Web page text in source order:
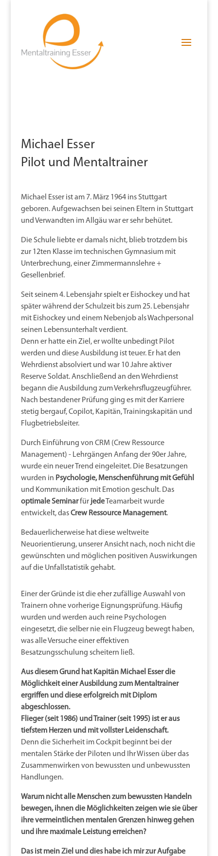
Michael Esser
Pilot und Mentaltrainer
Michael Esser ist am 7. März 1964 ins Stuttgart
geboren. Aufgewachsen bei seinen Eltern in Stuttgart
und Verwandten im Allgäu war er sehr behütet.
Die Schule liebte er damals nicht, blieb trotzdem bis
zur 12ten Klasse im technischen Gymnasium mit
Unterbrechung, einer Zimmermannslehre +
Gesellenbrief.
Seit seinem 4. Lebensjahr spielt er Eishockey und hat
später während der Schulzeit bis zum 25. Lebensjahr
mit Eishockey und einem Nebenjob als Wachpersonal
seinen Lebensunterhalt verdient.
Denn er hatte ein Ziel, er wollte unbedingt Pilot
werden und diese Ausbildung ist teuer. Er hat den
Wehrdienst absolviert und war 10 Jahre aktiver
Reserve Soldat. Anschließend an den Wehrdienst
begann die Ausbildung zum Verkehrsflugzeugführer.
Nach bestandener Prüfung ging es mit der Karriere
stetig bergauf, Copilot, Kapitän, Trainingskapitän und
Flugbetriebsleiter.
Durch Einführung von CRM (Crew Ressource
Management) - Lehrgängen Anfang der 90er Jahre,
wurde ein neuer Trend eingeleitet. Die Besatzungen
wurden in Psychologie, Menschenführung mit Gefühl
und Kommunikation mit Emotion geschult. Das
optimale Seminarfür jedeTeamarbeit wurde
entwickelt, dasCrew Ressource Management.
Bedauerlicherweise hat diese weltweite
Neuorientierung, unserer Ansicht nach, noch nicht die
gewünschten und möglichen positiven Auswirkungen
auf die Unfallstatistik gehabt.
Einer der Gründe ist die eher zufällige Auswahl von
Trainern ohne vorherige Eignungsprüfung. Häufig
wurden und werden auch reine Psychologen
eingesetzt, die selber nie ein Flugzeug bewegt haben,
was alle Versuche einer effektiven
Besatzungsschulung scheitern ließ.
Aus diesem Grund hat Kapitän Michael Esser die
Möglichkeit einer Ausbildung zum Mentaltrainer
ergriffen und diese erfolgreich mit Diplom
abgeschlossen.
Flieger (seit 1986) und Trainer (seit 1995) ist er aus
tiefstem Herzen und mit vollster Leidenschaft.
Denn die Sicherheit im Cockpit beginnt bei der
mentalen Stärke der Piloten und Ihr Wissen über das
Zusammenwirken von bewussten und unbewussten
Handlungen.
Warum nicht alle Menschen zum bewussten Handeln
bewegen, ihnen die Möglichkeiten zeigen wie sie über
ihre vermeintlichen mentalen Grenzen hinweg gehen
und ihre maximale Leistung erreichen?
Das ist mein Ziel und dies habe ich mir zur Aufgabe